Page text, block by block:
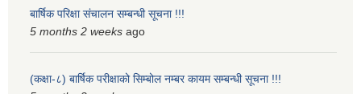
बार्षिक परिक्षा संचालन सम्बन्धी सूचना !!!
5 months 2 weeks ago
(कक्षा-८) बार्षिक परीक्षाको सिम्बोल नम्बर कायम सम्बन्धी सूचना !!!